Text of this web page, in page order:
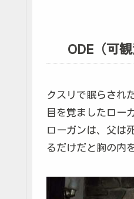
ODE（可
クスリで眠らされ
目を覚ましたロー
ローガンは、父は
るだけだと胸の内